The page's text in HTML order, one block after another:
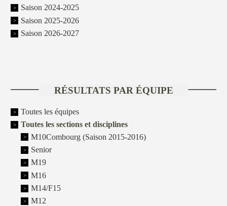
Saison 2024-2025
Saison 2025-2026
Saison 2026-2027
RÉSULTATS PAR ÉQUIPE
Toutes les équipes
Toutes les sections et disciplines
M10Combourg (Saison 2015-2016)
Senior
M19
M16
M14/F15
M12